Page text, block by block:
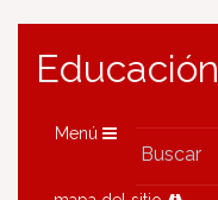
Educación
Menú